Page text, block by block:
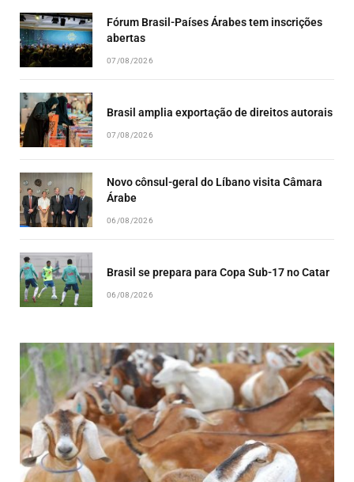
Fórum Brasil-Países Árabes tem inscrições
abertas
07/08/2026
Brasil amplia exportação de direitos autorais
07/08/2026
Novo cônsul-geral do Líbano visita Câmara
Árabe
06/08/2026
Brasil se prepara para Copa Sub-17 no Catar
06/08/2026